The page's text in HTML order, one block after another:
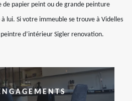
de papier peint ou de grande peinture
lui. Si votre immeuble se trouve à Videlles
d’intérieur Sigler renovation.